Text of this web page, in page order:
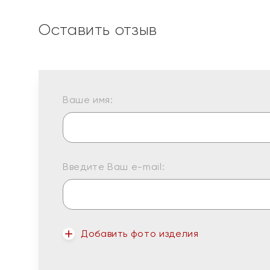
Оставить отзыв
Ваше имя:
Введите Ваш e-mail:
Добавить фото изделия